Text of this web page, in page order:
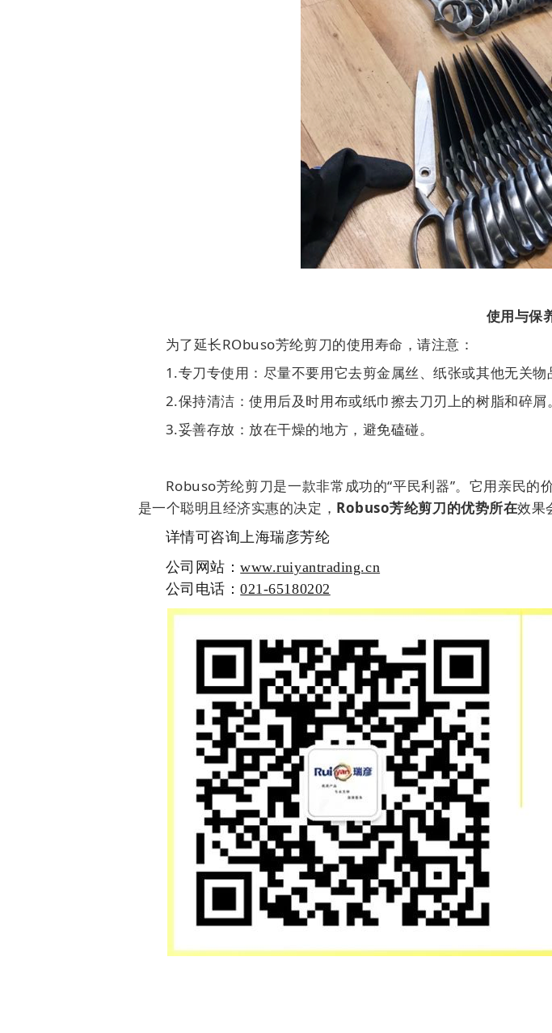
使用与保
为了延长RObuso芳纶剪刀的使用寿命，请注意：
1.专刀专使用：尽量不要用它去剪金属丝、纸张或其他无关物
2.保持清洁：使用后及时用布或纸巾擦去刀刃上的树脂和碎屑。
3.妥善存放：放在干燥的地方，避免磕碰。
Robuso芳纶剪刀是一款非常成功的“平民利器”。它用亲民
是一个聪明且经济实惠的决定， Robuso芳纶剪刀的优势所在效果
详情可咨询上海瑞彦芳纶
公司网站：www.ruiyantrading.cn
公司电话：021-65180202